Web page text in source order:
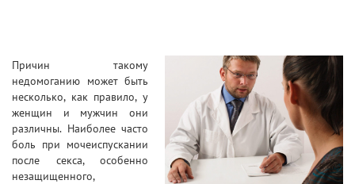
Причин такому
недомоганию может быть
несколько, как правило, у
женщин и мужчин они
различны. Наиболее часто
боль при мочеиспускании
после секса, особенно
незащищенного,